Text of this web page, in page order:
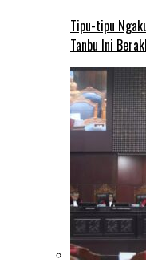
Tipu-tipu
Tanbu Ini